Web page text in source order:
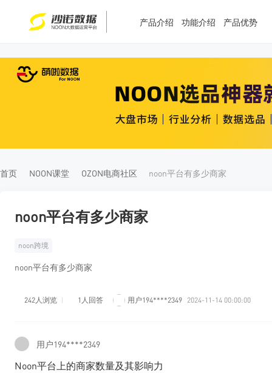
产品介绍 功能介绍 产品优势
首页 NOON课堂 OZON电商社区 noon平台有多少商家
noon平台有多少商家
noon跨境
noon平台有多少商家
242人浏览 1人回答 用户194****2349 2024-11-14 00:00:00
用户194****2349
Noon平台上的商家数量及其影响力